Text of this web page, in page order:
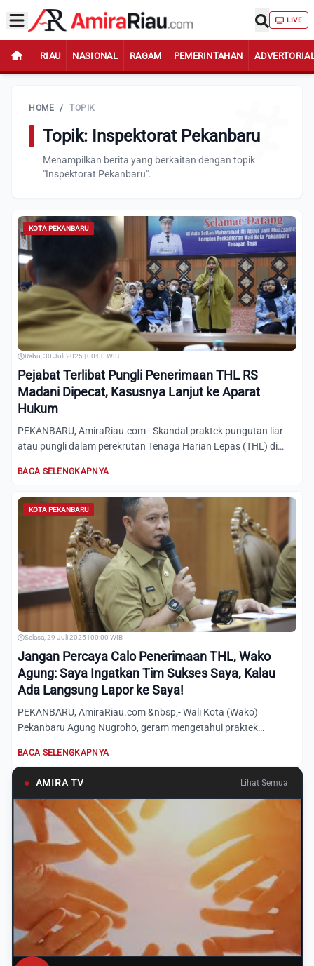
LIVE
RIAU NASIONAL RAGAM PEMERINTAHAN
HOME / TOPIK
Topik: Inspektorat Pekanbaru
Menampilkan berita yang berkaitan dengan topik
"Inspektorat Pekanbaru".
KOTA PEKANBARU
Rabu, 30 Juli 2025 | 00:00 WIB
Pejabat Terlibat Pungli Penerimaan THL RS
Madani Dipecat, Kasusnya Lanjut ke Aparat
Hukum
PEKANBARU, AmiraRiau.com - Skandal praktek pungutan liar
atau pungli dalam perekrutan Tenaga Harian Lepas (THL) di
BACA SELENGKAPNYA
KOTA PEKANBARU
Selasa, 29 Juli 2025 | 00:00 WIB
Jangan Percaya Calo Penerimaan THL, Wako
Agung: Saya Ingatkan Tim Sukses Saya, Kalau
Ada Langsung Lapor ke Saya!
PEKANBARU, AmiraRiau.com &nbsp;- Wali Kota (Wako)
Pekanbaru Agung Nugroho, geram mengetahui praktek
BACA SELENGKAPNYA
● AMIRA TV Lihat Semua